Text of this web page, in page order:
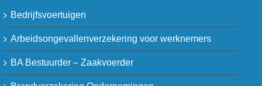
Bedrijfsvoertuigen
Arbeidsongevallenverzekering voor werknemers
BA Bestuurder – Zaakvoerder